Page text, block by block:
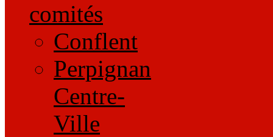
comités
Conflent
Perpignan
Centre-
Ville